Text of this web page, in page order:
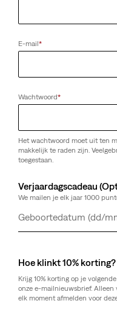
E-mail*
Wachtwoord*
Het wachtwoord moet uit ten
makkelijk te raden zijn.
toegestaan.
Verjaardagscadeau
We mailen je elk jaar 1000
Dag
Maand
Jaar
Hoe klinkt 10% korting?
Krijg 10% korting op je
onze e-mailnieuwsbrief.
elk moment afmelden voor